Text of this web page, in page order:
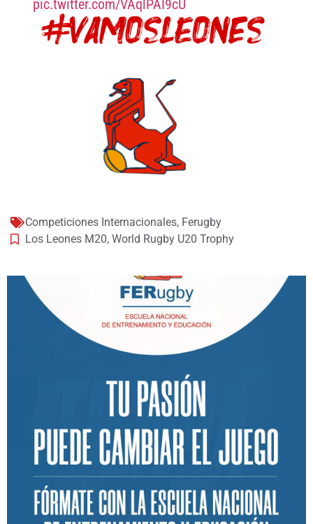
pic.twitter.com/VAqlPAI9cU
Competiciones Internacionales, Ferugby
Los Leones M20, World Rugby U20 Trophy